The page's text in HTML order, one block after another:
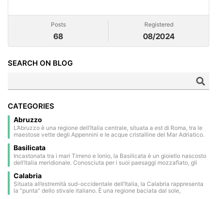
Posts
68
Registered
08/2024
SEARCH ON BLOG
CATEGORIES
Abruzzo
L’Abruzzo è una regione dell’Italia centrale, situata a est di Roma, tra le
maestose vette degli Appennini e le acque cristalline del Mar Adriatico.
naturali, che ne fanno una delle aree più verdi d’Europa. L’entroterra è
punteggiato da borghi medievali e rinascimentali, arroccati su colline
panoramiche e immersi in un’atmosfera senza tempo. Il capoluogo,
L’Aquila, è una città storica circondata da mura, profondamente segnata
dal terremoto del 2009, ma ancora ricca di fascino e tradizione. Sulla
costa, spicca la suggestiva Costa dei Trabocchi, famosa per le sue
calette sabbiose e i caratteristici trabocchi: antiche strutture in legno
sospese sul mare, un tempo usate per la pesca. L’Abruzzo è una terra
Basilicata
Incastonata tra i mari Tirreno e Ionio, la Basilicata è un gioiello nascosto
dell’Italia meridionale. Conosciuta per i suoi paesaggi mozzafiato, gli
natura e cultura. Tra i luoghi imperdibili ci sono i suggestivi Sassi di
Matera (Patrimonio Mondiale dell’UNESCO) e la bellezza incontaminata
delle Dolomiti Lucane. La Basilicata è una terra di autenticità, tradizione
e fascino discreto — perfetta per chi cerca un’Italia lontana dalle rotte
Calabria
Situata all’estremità sud-occidentale dell’Italia, la Calabria rappresenta
la “punta” dello stivale italiano. È una regione baciata dal sole,